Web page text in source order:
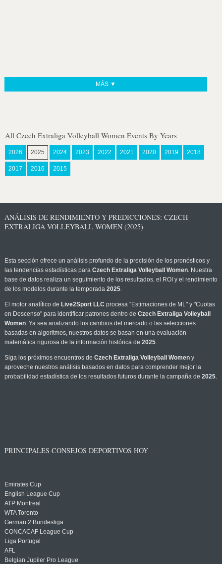
MÁS ▼
All Czech Extraliga Volleyball Women Events By Years
2026 2025 2024 2023 2022 2021 2020 2019 2018
2017 2016 2015
ANÁLISIS DE RENDIMIENTO Y PREDICCIONES: CZECH
EXTRALIGA VOLLEYBALL WOMEN (2025)
Esta sección ofrece un análisis profundo de la precisión de los pronósticos y
las tendencias estadísticas para Czech Extraliga Volleyball Women. Nuestra
base de datos realiza un seguimiento de los resultados, el ROI y el rendimiento
de los modelos durante la temporada 2025.
El motor analítico de Live2Sport LLC procesa "Estimaciones de ML" y "Cuotas
en Descenso" para identificar patrones dentro de Czech Extraliga Volleyball
Women. Ya sea analizando los cambios del mercado o las selecciones
basadas en algoritmos, nuestros datos se basan en una evaluación
matemática rigurosa de la información histórica de 2025.
Siga los próximos encuentros de Czech Extraliga Volleyball Womeny
aproveche nuestros análisis basados en datos para comprender mejor la
probabilidad estadística de los resultados futuros durante la campaña de 2025.
PRINCIPALES CONSEJOS DEPORTIVOS HOY
Emirates Cup
English League Cup
ATP Montreal
WTA Toronto
German 2 Bundesliga
CONCACAF League Cup
Liga Portugal
AFL
Belgian Jupiler Pro League